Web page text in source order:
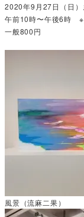
2020年9月27日（日
午前10時〜午後6時 ※
一般800円
風景（流麻二果）